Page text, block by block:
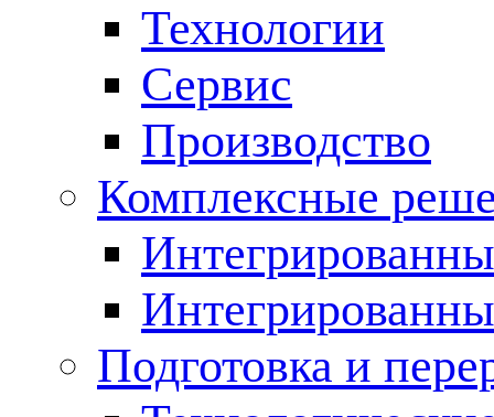
Технологии
Сервис
Производство
Комплексные
Подготовка и